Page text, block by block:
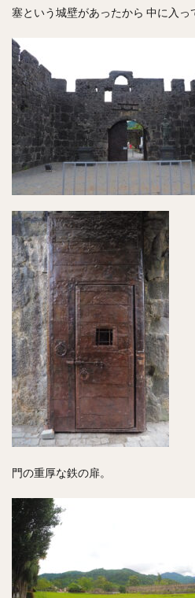
塞という城壁があったから 中に入っ
門の重厚な鉄の扉。